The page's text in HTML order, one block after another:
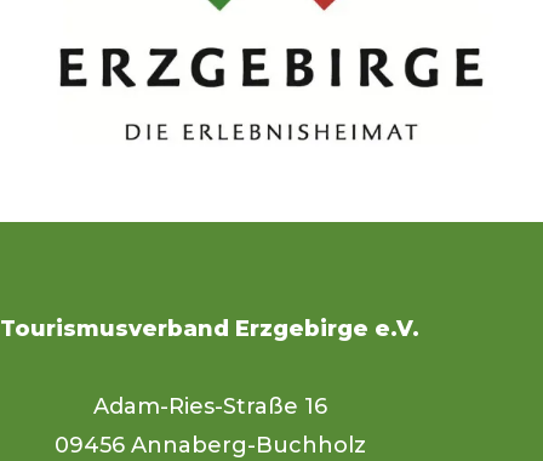
Tourismusverband Erzgebirge e.V.
Adam-Ries-Straße 16
09456 Annaberg-Buchholz